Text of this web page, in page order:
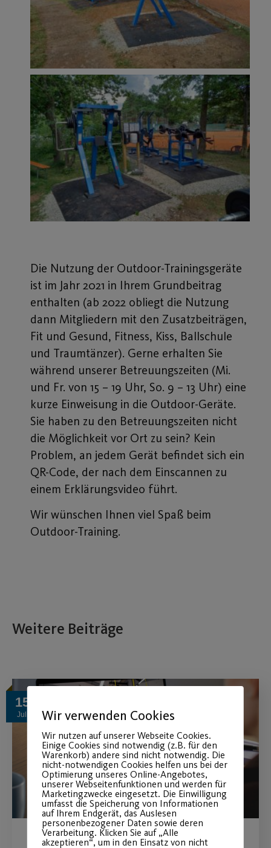
Die Nutzung der Outdoor-Trainingsgeräte
ist im Jahr 2021 in Ihrem Grundbeitrag
enthalten (ab 2022 obliegt die Nutzung
dann Mitgliedern mit den Zusatzbeiträgen,
Fit und Gesund, Fitness, Kiss, Ballschule
und Traumtänzer). Gerne erhalten Sie
während unserer Betreuungszeiten (Mi.
und Fr. von 15 – 19 Uhr, So. 9 – 13 Uhr) eine
kurze Einweisung in die Outdoor-Geräte.
Sie haben zu den Betreuungszeiten nicht
die Möglichkeit vor Ort zu sein? Kein
Problem, an jedem Gerät befindet sich ein
QR-Code, der nach dem Einscannen zu
einem Erklärungsvideo führt.
Wir wünschen Ihnen viel Spaß beim
Outdoor-Training.
Weitere Beiträge
15
Juli Wir verwenden Cookies
Wir nutzen auf unserer Webseite Cookies.
Einige Cookies sind notwendig (z.B. für den
Warenkorb) andere sind nicht notwendig. Die
nicht-notwendigen Cookies helfen uns bei der
Optimierung unseres Online-Angebotes,
unserer Webseitenfunktionen und werden für
Marketingzwecke eingesetzt. Die Einwilligung
umfasst die Speicherung von Informationen
auf Ihrem Endgerät, das Auslesen
personenbezogener Daten sowie deren
Verarbeitung. Klicken Sie auf „Alle
akzeptieren“, um in den Einsatz von nicht